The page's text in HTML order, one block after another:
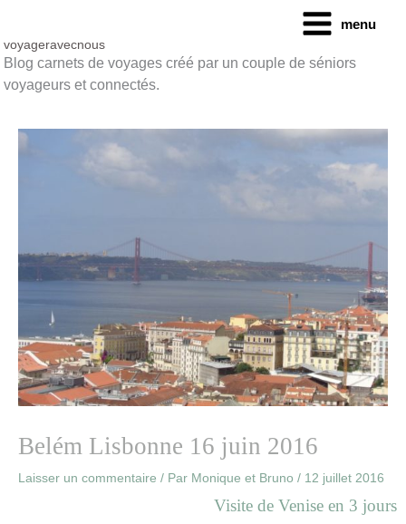
contenu
menu
voyageravecnous
Blog carnets de voyages créé par un couple de séniors
voyageurs et connectés.
Belém Lisbonne 16 juin 2016
Laisser un commentaire / Par Monique et Bruno / 12 juillet 2016
Visite de Venise en 3 jours